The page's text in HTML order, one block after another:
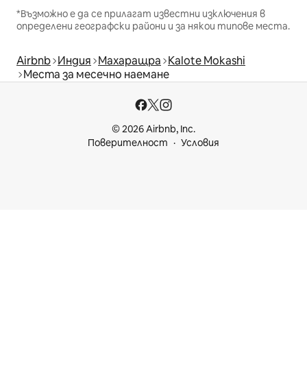
*Възможно е да се прилагат известни изключения в
определени географски райони и за някои типове места.
Airbnb Индия Махаращра Kalote Mokashi
Места за месечно наемане
© 2026 Airbnb, Inc.
Поверителност
Условия